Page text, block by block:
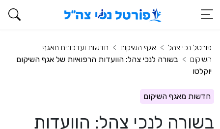
פורטל נכי צהל אגף השיקום
חדשות ועדכונים מאגף
השיקום
בשורה לנכי צהל: הוועדות הרפואיות של אגף השיקום
יוקלטו
חדשות מאגף השיקום
בשורה לנכי צהל: הוועדות